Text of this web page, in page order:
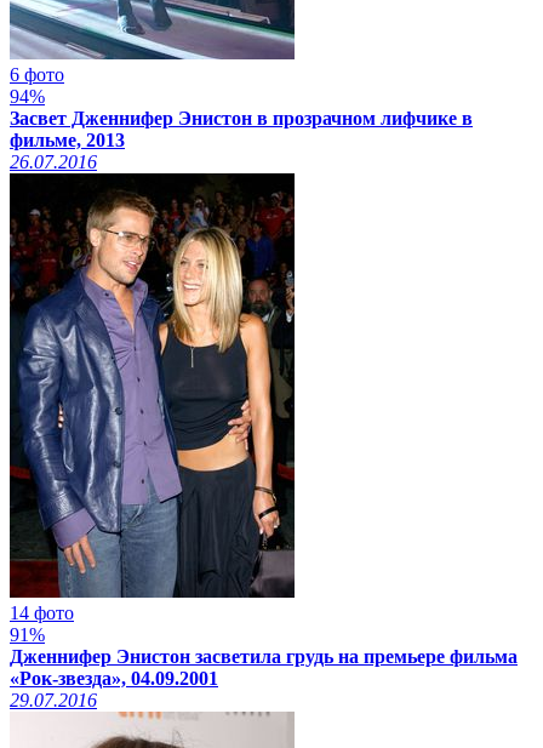
6 фото
94%
Засвет Дженнифер Энистон в прозрачном лифчике в
фильме, 2013
26.07.2016
14 фото
91%
Дженнифер Энистон засветила грудь на премьере фильма
«Рок-звезда», 04.09.2001
29.07.2016